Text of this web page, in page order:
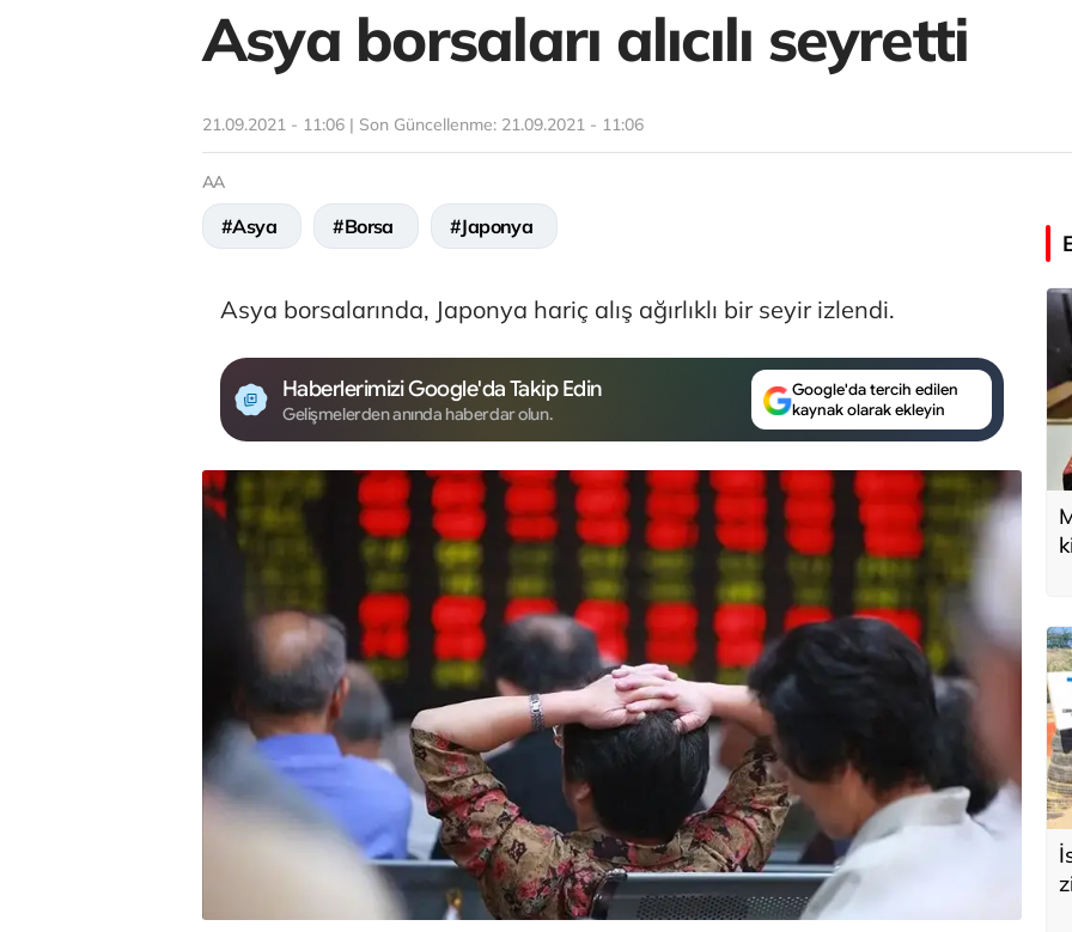
Asya borsaları alıcılı seyretti
21.09.2021 - 11:06 | Son Güncellenme: 21.09.2021 - 11:06
AA
#Asya #Borsa #Japonya
Asya borsalarında, Japonya hariç alış ağırlıklı bir seyir izlendi.
Haberlerimizi Google'da Takip Edin
Gelişmelerden anında haberdar olun.
Google'da tercih edilen
kaynak olarak ekleyin